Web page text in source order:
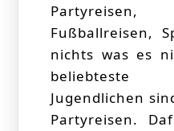
Partyreisen,
Fußballreisen,
nichts was es
Jugendlichen
Partyreisen.